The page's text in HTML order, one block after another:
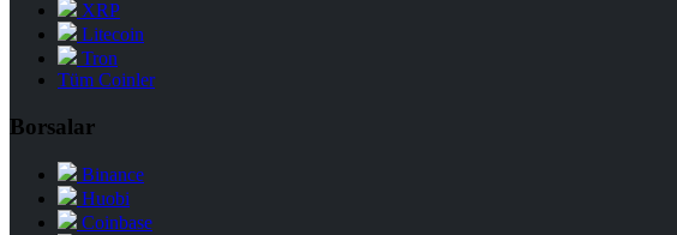
XRP
Litecoin
Tron
Tüm Coinler
Borsalar
Binance
Huobi
Coinbase